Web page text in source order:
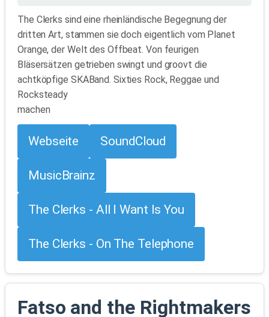
The Clerks sind eine rheinländische Begegnung der
dritten Art, stammen sie doch eigentlich vom Planet
Orange, der Welt des Offbeat. Von feurigen
Bläsersätzen getrieben swingt und groovt die
achtköpfige SKABand. Sixties Rock, Reggae und
Rocksteady
machen
Webseite SoundCloud
MusicBrainz
The Clerks - All I Want Is You
The Clerks - On The Telephone
Fatso and the Rightmakers